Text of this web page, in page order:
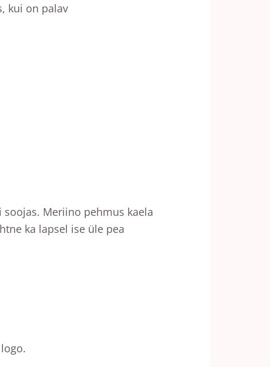
kui on palav
Meriino pehmus kaela
ka lapsel ise üle pea